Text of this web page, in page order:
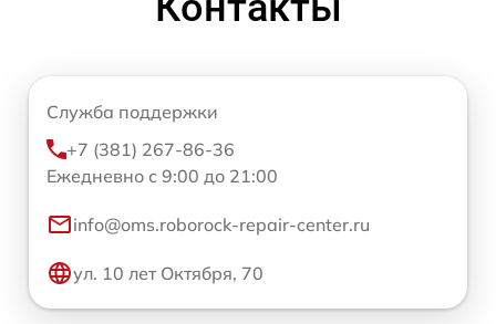
Служба поддержки
+7 (381) 267-86-36
Ежедневно с 9:00 до 21:00
info@oms.roborock-repair-center.ru
ул. 10 лет Октября, 70